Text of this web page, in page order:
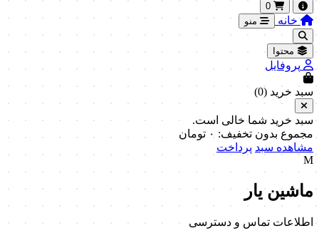
0
خانه منو
محتوا
پروفایل
سبد خرید (0
)
سبد خرید شما خالی است.
مجموع بدون تخفیف: ۰ تومان
مشاهده سبد پرداخت
M
ماشین یار
اطلاعات تماس و دسترسی